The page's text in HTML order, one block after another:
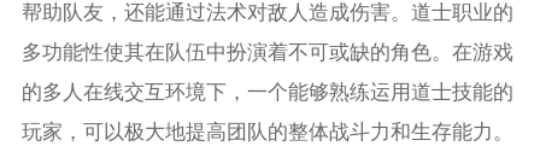
帮助队友，还能通过法术对敌人造成伤害。道士职业的
多功能性使其在队伍中扮演着不可或缺的角色。在游戏
的多人在线交互环境下，一个能够熟练运用道士技能的
玩家，可以极大地提高团队的整体战斗力和生存能力。